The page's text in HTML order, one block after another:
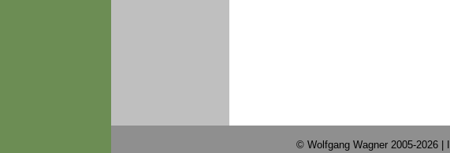
© Wolfgang Wagner 2005-2026 |